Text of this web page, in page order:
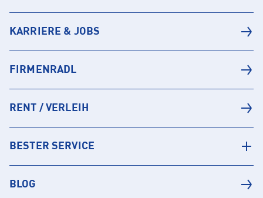
KARRIERE & JOBS
FIRMENRADL
RENT / VERLEIH
BESTER SERVICE
BLOG